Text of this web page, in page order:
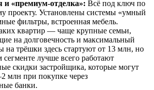
и «премиум-отделка»: Всё под ключ по
проекту. Установлены системы «умный
фильтры, встроенная мебель.
квартир — чаще крупные семьи,
на долговечность и максимальный
на трёшки здесь стартуют от 13 млн, но
лучше всего работают
скидки застройщика, которые могут
млн при покупке через
банки.